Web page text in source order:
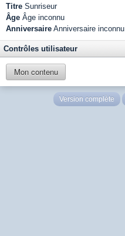
Titre Sunriseur
Âge Âge inconnu
Anniversaire Anniversaire inconnu
Contrôles utilisateur
Mon contenu
Version complète